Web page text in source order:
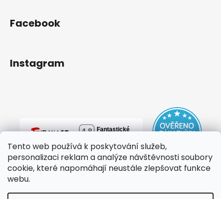
Tento web používá k poskytování služeb,
personalizaci reklam a analýze návštěvnosti soubory
cookie, které napomáhají neustále zlepšovat funkce
webu.
Facebook
Instagram